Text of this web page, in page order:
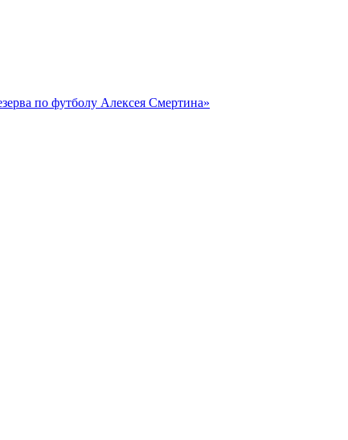
по футболу Алексея Смертина»